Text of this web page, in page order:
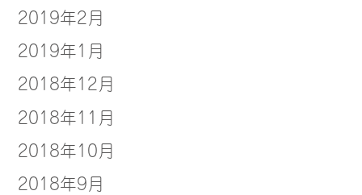
2019年2月
2019年1月
2018年12月
2018年11月
2018年10月
2018年9月